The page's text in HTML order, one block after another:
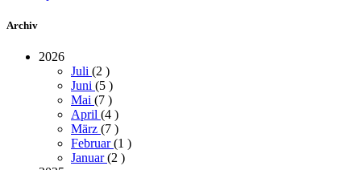
Archiv
2026
Juli (2 )
Juni (5 )
Mai (7 )
April (4 )
März (7 )
Februar(1 )
Januar(2 )